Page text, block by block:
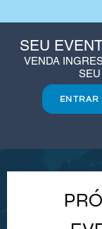
SEU
VENDA
ENTRAR